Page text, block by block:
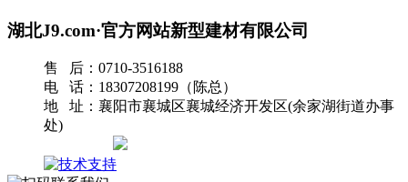
湖北J9.com·官方网站新型建材有限公司
售 后：0710-3516188
电 话：18307208199（陈总）
地 址：襄阳市襄城区襄城经济开发区(余家湖街道办事
处)